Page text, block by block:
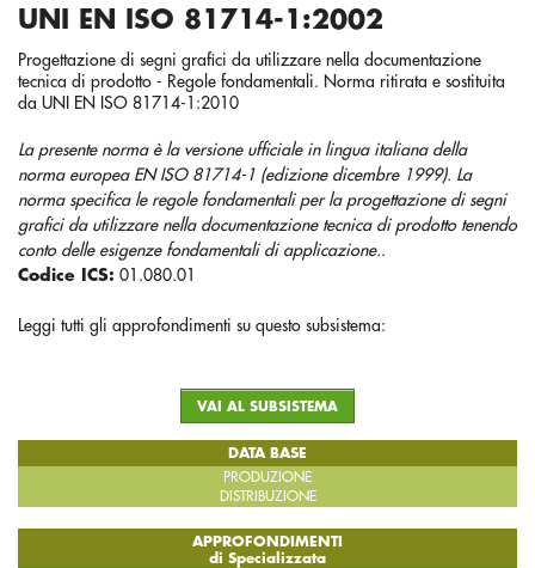
UNI EN ISO 81714-1:2002
Progettazione di segni grafici da utilizzare nella documentazione
tecnica di prodotto - Regole fondamentali. Norma ritirata e sostituita
da UNI EN ISO 81714-1:2010
La presente norma è la versione ufficiale in lingua italiana della
norma europea EN ISO 81714-1 (edizione dicembre 1999). La
norma specifica le regole fondamentali per la progettazione di segni
grafici da utilizzare nella documentazione tecnica di prodotto tenendo
conto delle esigenze fondamentali di applicazione..
Codice ICS: 01.080.01
Leggi tutti gli approfondimenti su questo subsistema:
VAI AL SUBSISTEMA
DATA BASE
PRODUZIONE
DISTRIBUZIONE
APPROFONDIMENTI
di Specializzata